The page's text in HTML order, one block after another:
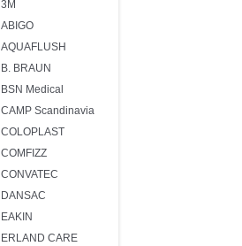
3M
ABIGO
AQUAFLUSH
B. BRAUN
BSN Medical
CAMP Scandinavia
COLOPLAST
COMFIZZ
CONVATEC
DANSAC
EAKIN
ERLAND CARE